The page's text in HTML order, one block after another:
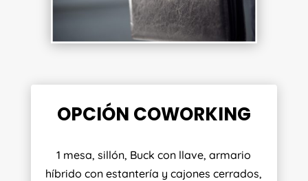
OPCIÓN COWORKING
1 mesa, sillón, Buck con llave, armario
híbrido con estantería y cajones cerrados,